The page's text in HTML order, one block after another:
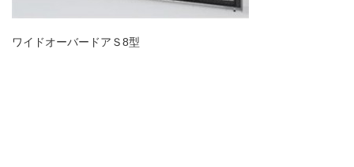
ワイドオーバードアＳ8型